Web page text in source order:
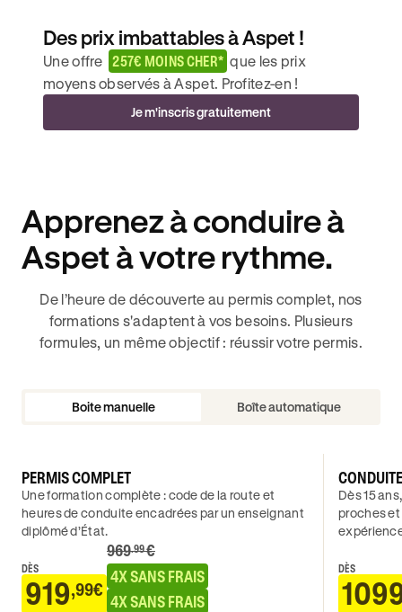
Des prix imbattables à Aspet !
Une offre 257€ MOINS CHER* que les prix
moyens observés à Aspet. Profitez-en !
Je m'inscris gratuitement
Apprenez à conduire à
Aspet à votre rythme.
De l’heure de découverte au permis complet, nos
formations s'adaptent à vos besoins. Plusieurs
formules, un même objectif : réussir votre permis.
Boite manuelle Boîte automatique
PERMIS COMPLET
Une formation complète : code de la route et
heures de conduite encadrées par un enseignant
diplômé d’État.
DÈS
919,99€
969 .99€
4X SANS FRAIS
4X SANS FRAIS
Dès 15
proches
DÈS